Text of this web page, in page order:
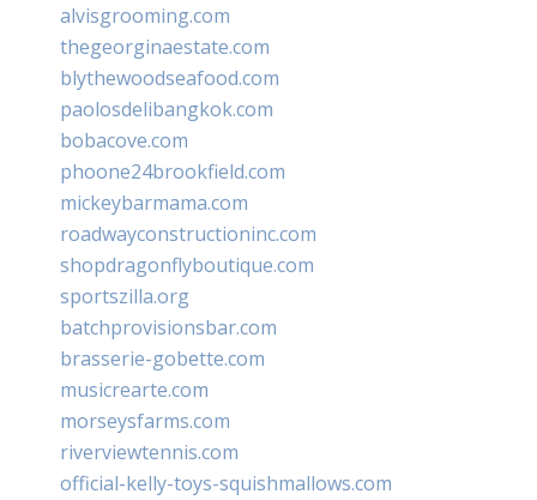
alvisgrooming.com
thegeorginaestate.com
blythewoodseafood.com
paolosdelibangkok.com
bobacove.com
phoone24brookfield.com
mickeybarmama.com
roadwayconstructioninc.com
shopdragonflyboutique.com
sportszilla.org
batchprovisionsbar.com
brasserie-gobette.com
musicrearte.com
morseysfarms.com
riverviewtennis.com
official-kelly-toys-squishmallows.com